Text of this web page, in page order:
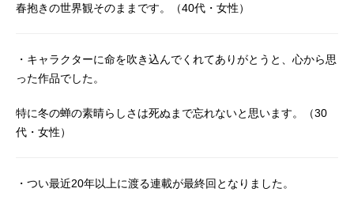
春抱きの世界観そのままです。（40代・女性）
・キャラクターに命を吹き込んでくれてありがとうと、心から思
った作品でした。
特に冬の蝉の素晴らしさは死ぬまで忘れないと思います。（30
代・女性）
・つい最近20年以上に渡る連載が最終回となりました。